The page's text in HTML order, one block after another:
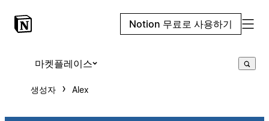
Notion 무료로 사용하기
마켓플레이스
생성자 Alex